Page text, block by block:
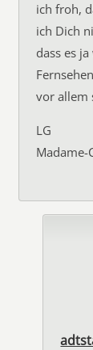
ich froh,
ich Dich
dass es
vor allem
LG
Madame-